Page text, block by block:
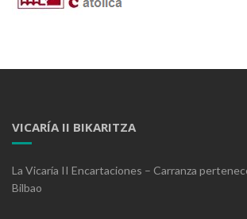
VICARÍA II BIKARITZA
La Vicaría II Encartaciones – Carranza
Bilbao